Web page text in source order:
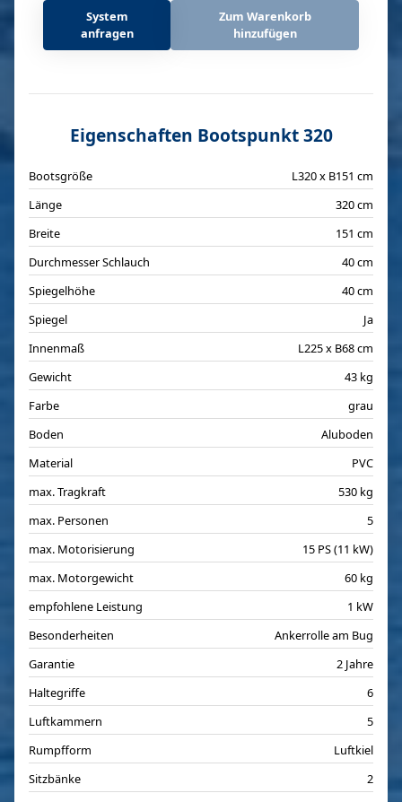
System
anfragen
Zum Warenkorb
hinzufügen
Eigenschaften Bootspunkt 320
Bootsgröße
L320 x B151 cm
Länge
320 cm
Breite
151 cm
Durchmesser Schlauch
40 cm
Spiegelhöhe
40 cm
Spiegel
Ja
Innenmaß
L225 x B68 cm
Gewicht
43 kg
Farbe
grau
Boden
Aluboden
Material
PVC
max. Tragkraft
530 kg
max. Personen
5
max. Motorisierung
15 PS (11 kW)
max. Motorgewicht
60 kg
empfohlene Leistung
1 kW
Besonderheiten
Ankerrolle am Bug
Garantie
2 Jahre
Haltegriffe
6
Luftkammern
5
Rumpfform
Luftkiel
Sitzbänke
2